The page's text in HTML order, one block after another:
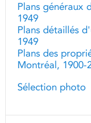
Plans généraux
1949
Plans détaillés
1949
Plans des
Montréal, 1900-
Sélection photo